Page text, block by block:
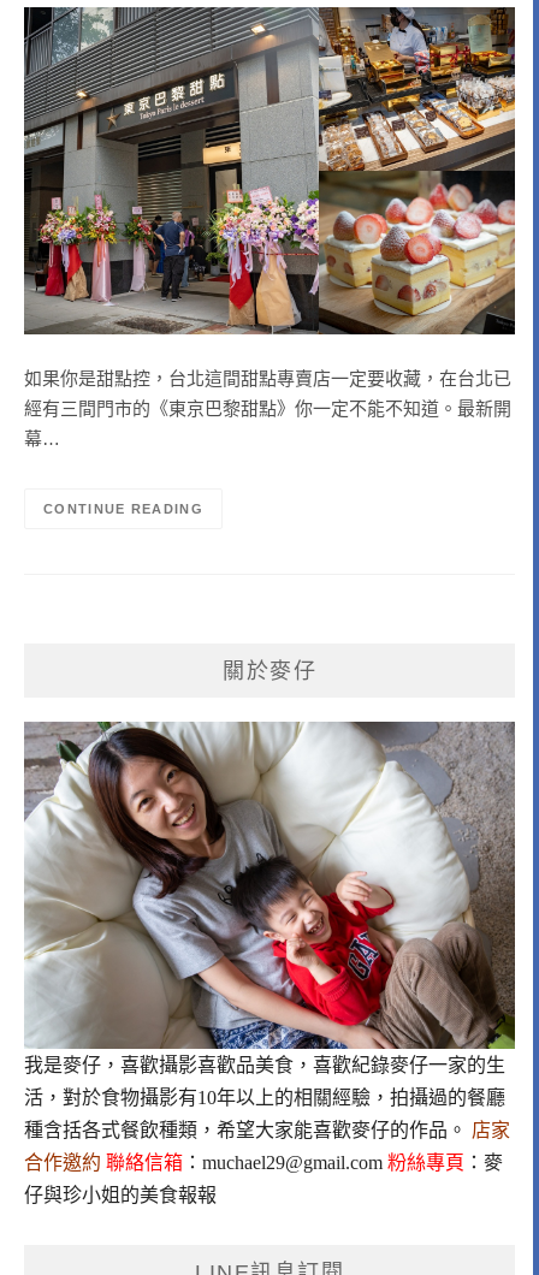
如果你是甜點控，台北這間甜點專賣店一定要收藏，在台北已
經有三間門市的《東京巴黎甜點》你一定不能不知道。最新開
幕…
CONTINUE READING
關於麥仔
我是麥仔，喜歡攝影喜歡品美食，喜歡紀錄麥仔一家的生
活，對於食物攝影有10年以上的相關經驗，拍攝過的餐廳
種含括各式餐飲種類，希望大家能喜歡麥仔的作品。 店家
合作邀約 聯絡信箱 ： muchael29@gmail.com 粉絲專頁 ： 麥
仔與珍小姐的美食報報